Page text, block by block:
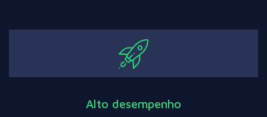
Alto desempenho